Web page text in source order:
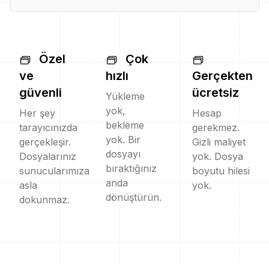
Özel
ve
güvenli
Her şey
tarayıcınızda
gerçekleşir.
Dosyalarınız
sunucularımıza
asla
dokunmaz.
Çok
hızlı
Yükleme
yok,
bekleme
yok. Bir
dosyayı
bıraktığınız
anda
dönüştürün.
Gerçekten
ücretsiz
Hesap
gerekmez.
Gizli maliyet
yok. Dosya
boyutu hilesi
yok.